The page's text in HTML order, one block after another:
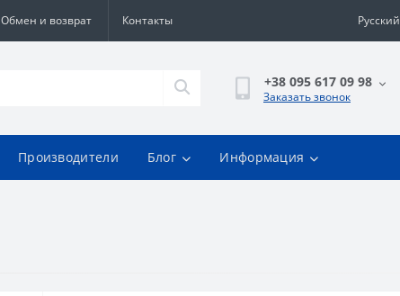
Обмен и возврат Контакты Русский
+38 095 617 09 98
Заказать звонок
Производители Блог Информация